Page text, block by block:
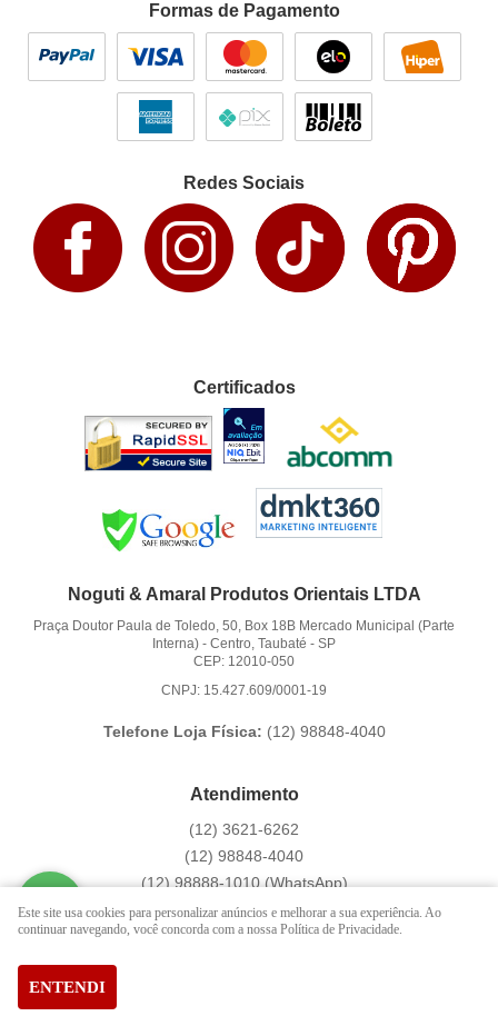
Formas de Pagamento
Redes Sociais
Certificados
Noguti & Amaral Produtos Orientais LTDA
Praça Doutor Paula de Toledo, 50, Box 18B Mercado Municipal (Parte
Interna) -Centro, Taubaté -SP
CEP: 12010-050
CNPJ: 15.427.609/0001-19
Telefone Loja Física: (12) 98848-4040
Atendimento
(12) 3621-6262
(12) 98848-4040
(12)98888-1010(WhatsApp)
Segunda a Sexta das 9:00h às 16:00h
contato@hachi8.com.br
Este site usa cookies para personalizar anúncios e melhorar a sua experiência. Ao
continuar navegando, você concorda com a nossa Política de Privacidade.
ENTENDI